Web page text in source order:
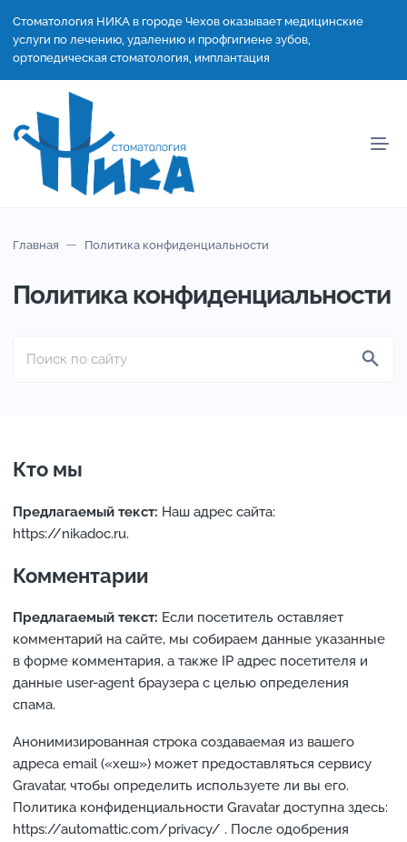
Стоматология НИКА в городе Чехов оказывает медицинские
услуги по лечению, удалению и профгигиене зубов,
ортопедическая стоматология, имплантация
Главная Политика конфиденциальности
Политика конфиденциальности
Кто мы
Предлагаемый текст: Наш адрес сайта:
https://nikadoc.ru.
Комментарии
Предлагаемый текст: Если посетитель оставляет
комментарий на сайте, мы собираем данные указанные
в форме комментария, а также IP адрес посетителя и
данные user-agent браузера с целью определения
спама.
Анонимизированная строка создаваемая из вашего
адреса email («хеш») может предоставляться сервису
Gravatar, чтобы определить используете ли вы его.
Политика конфиденциальности Gravatar доступна здесь:
https://automattic.com/privacy/ . После одобрения